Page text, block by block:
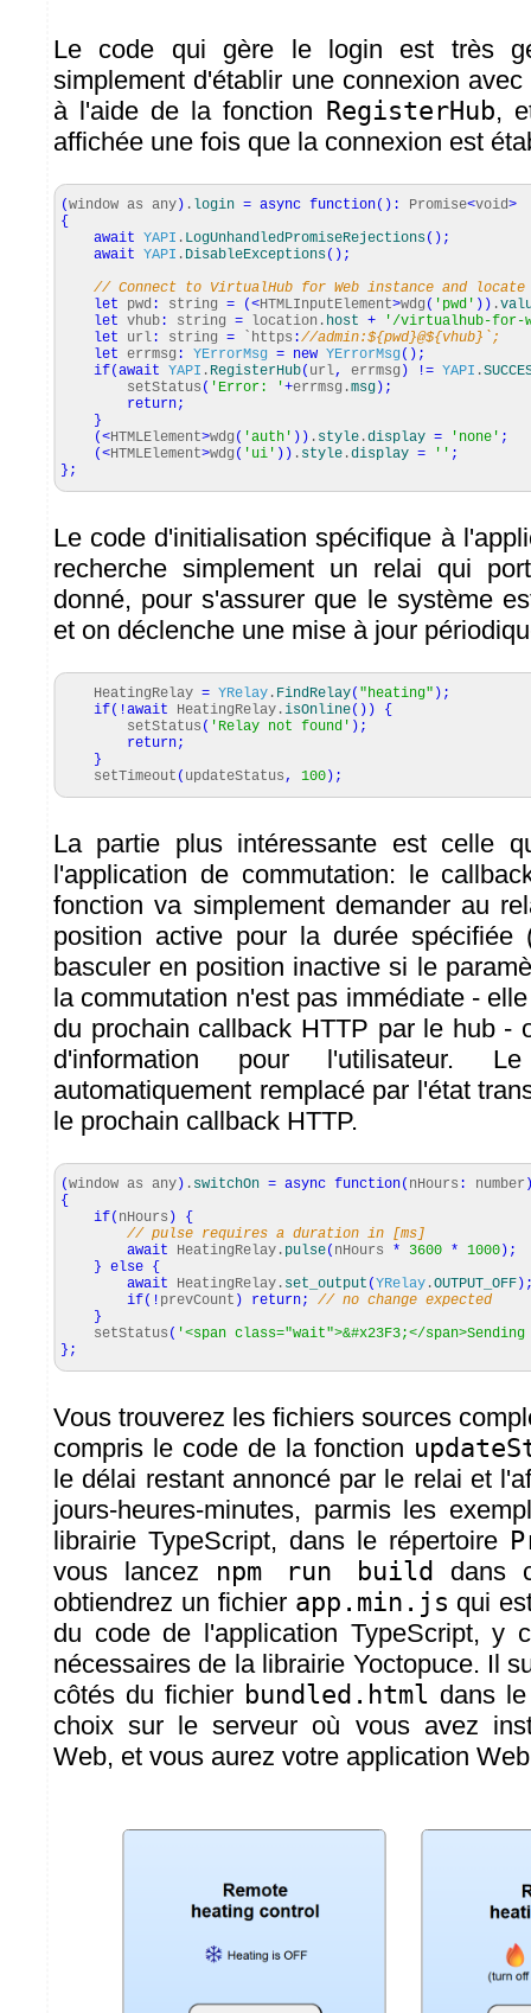
Le code qui gère le login est très
simplement d'établir une connexion
à l'aide de la fonction RegisterHub,
affichée une fois que la connexion est
(window as any) . login = async function( ) : Promise<void>
{
await YAPI . LogUnhandledPromiseRejections( ) ;
await YAPI . DisableExceptions( ) ;
// Connect to VirtualHub for Web instance and
let pwd : string = (<HTMLInputElement>wdg ( 'pwd' ) ) .
let vhub : string = location. host +
'/virtualhub-for-
let url : string = `https ://admin:${pwd}@${vhub}`;
let errmsg : YErrorMsg = new YErrorMsg( ) ;
if(await YAPI . RegisterHub( url, errmsg ) != YAPI .
setStatus ( 'Error: '+errmsg.msg) ;
return;
}
(<HTMLElement>wdg ( 'auth' ) ) . style .display = 'none' ;
(<HTMLElement>wdg ( 'ui' ) ) . style .display = '' ;
} ;
Le code d'initialisation spécifique à
recherche simplement un relai qui
donné, pour s'assurer que le système
et on déclenche une mise à jour
HeatingRelay = YRelay . FindRelay( "heating" ) ;
if( !await HeatingRelay.isOnline( ) )
{
setStatus ( 'Relay not found' ) ;
return;
}
setTimeout ( updateStatus, 100) ;
La partie plus intéressante est celle
l'application de commutation: le
fonction va simplement demander au
position active pour la durée spécifiée
basculer en position inactive si le
la commutation n'est pas immédiate -
du prochain callback HTTP par le hub -
d'information pour l'utilisateur.
automatiquement remplacé par l'état
le prochain callback HTTP.
(window as any) . switchOn = async function( nHours : number
{
if( nHours )
{
// pulse requires a duration in [ms]
await HeatingRelay. pulse( nHours * 3600 * 1000) ;
} else {
await HeatingRelay. set_output (YRelay .OUTPUT_OFF)
if( ! prevCount ) return;
// no change expected
}
setStatus ( '<span class="wait">&#x23F3;</
} ;
Vous trouverez les fichiers sources
compris le code de la fonction
le délai restant annoncé par le relai et
jours-heures-minutes, parmis les
librairie TypeScript, dans le répertoire
vous lancez npm run build
dans
obtiendrez un fichier app.min.js qui
du code de l'application TypeScript, y
nécessaires de la librairie Yoctopuce. Il
côtés du fichier bundled.html dans
choix sur le serveur où vous avez
Web, et vous aurez votre application